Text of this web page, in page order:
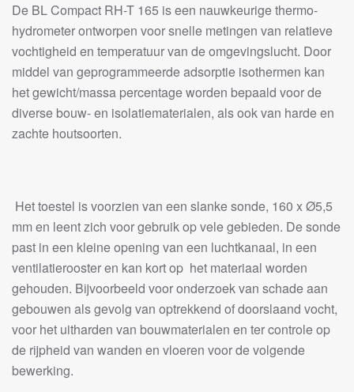
De BL Compact RH-T 165 is een nauwkeurige thermo-
hydrometer ontworpen voor snelle metingen van relatieve
vochtigheid en temperatuur van de omgevingslucht. Door
middel van geprogrammeerde adsorptie isothermen kan
het gewicht/massa percentage worden bepaald voor de
diverse bouw- en isolatiematerialen, als ook van harde en
zachte houtsoorten.
Het toestel is voorzien van een slanke sonde, 160 x Ø5,5
mm en leent zich voor gebruik op vele gebieden. De sonde
past in een kleine opening van een luchtkanaal, in een
ventilatierooster en kan kort op het materiaal worden
gehouden. Bijvoorbeeld voor onderzoek van schade aan
gebouwen als gevolg van optrekkend of doorslaand vocht,
voor het uitharden van bouwmaterialen en ter controle op
de rijpheid van wanden en vloeren voor de volgende
bewerking.